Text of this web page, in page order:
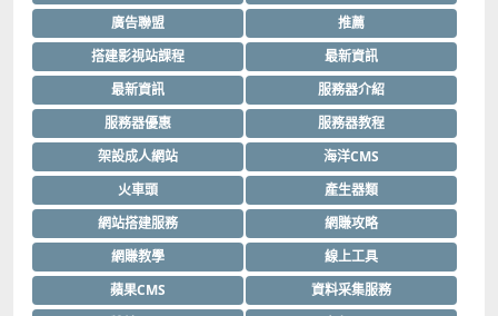
廣告聯盟
推薦
搭建影視站課程
最新資訊
最新資訊
服務器介紹
服務器優惠
服務器教程
架設成人網站
海洋CMS
火車頭
產生器類
網站搭建服務
網賺攻略
網賺教學
線上工具
蘋果CMS
資料采集服務